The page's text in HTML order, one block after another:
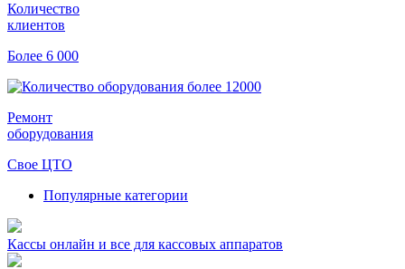
Количество
клиентов
Более 6 000
Ремонт
оборудования
Свое ЦТО
Популярные категории
Кассы онлайн и все для кассовых аппаратов